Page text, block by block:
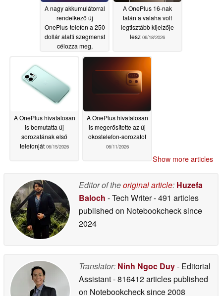
A nagy akkumulátorral
rendelkező új
OnePlus-telefon a 250
dollár alatti szegmenst
célozza meg,
miközben kiszivárgott a
részletek
A OnePlus 16-nak
talán a valaha volt
legtisztább kijelzője
lesz 06/18/2026
A OnePlus hivatalosan
is bemutatta új
sorozatának első
telefonját 06/15/2026
A OnePlus hivatalosan
is megerősítette az új
okostelefon-sorozatot
06/11/2026
Show more articles
Editor of theoriginal article: Huzefa
Baloch - Tech Writer- 491 articles
published on Notebookchecksince
2024
Translator: Ninh Ngoc Duy- Editorial
Assistant- 816412 articles published
on Notebookchecksince 2008